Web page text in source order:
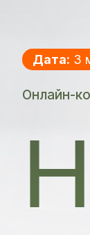
Онлайн-
Дата: 3